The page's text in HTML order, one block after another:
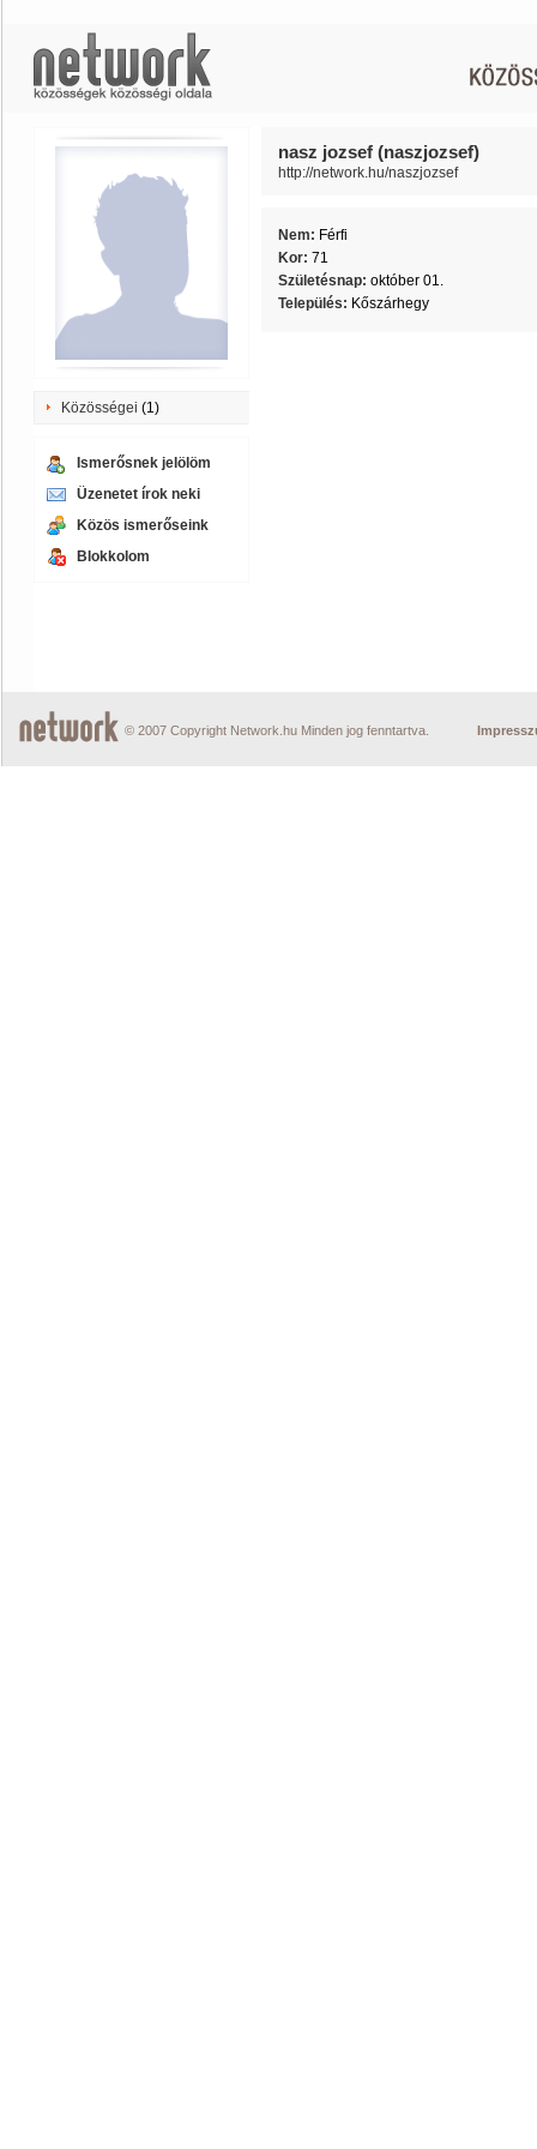
Közösségei (1)
Ismerősnek jelölöm
Üzenetet írok neki
Közös ismerőseink
Blokkolom
nasz jozsef (naszjozsef)
http://network.hu/naszjozsef
Nem: Férfi
Kor: 71
Születésnap: október 01.
Település: Kőszárhegy
© 2007 Copyright Network.hu Minden jog fenntartva.